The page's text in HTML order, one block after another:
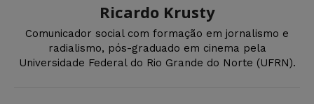
Ricardo Krusty
Comunicador social com formação em jornalismo e
radialismo, pós-graduado em cinema pela
Universidade Federal do Rio Grande do Norte (UFRN).